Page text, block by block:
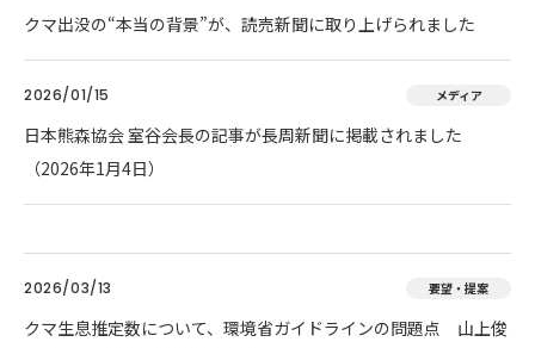
クマ出没の“本当の背景”が、読売新聞に取り上げられました
2026/01/15 メディア
日本熊森協会 室谷会長の記事が長周新聞に掲載されました
（2026年1月4日）
2026/03/13 要望・提案
クマ生息推定数について、環境省ガイドラインの問題点 山上俊